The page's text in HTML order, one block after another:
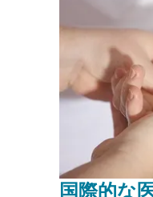
国際的な